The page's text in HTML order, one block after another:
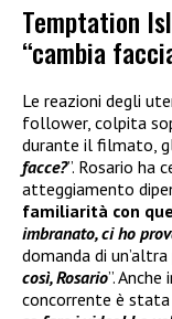
Temptation
“cambia
Le reazioni degli
follower, colpita
durante il filmato,
facce?”. Rosario ha
atteggiamento
familiarità con
imbranato, ci ho
domanda di un’altra
così, Rosario”.
concorrente è stata